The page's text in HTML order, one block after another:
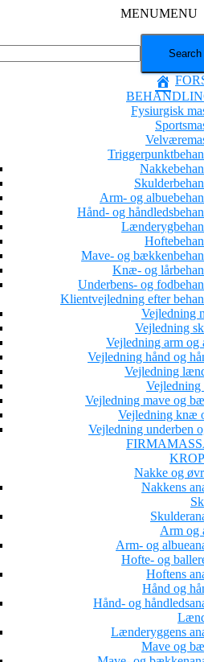
MENUMENU
Fysiurgisk
Arm- og
Hånd- og
Mave- og
Knæ- og
Underbens- og
Klientvejledning efter
Vejledning
Vejledning
Vejledning arm og
Vejledning hånd og
Vejledning
Vejledning
Vejledning mave og
Vejledning knæ
Vejledning underben
Nakke og
Nakkens
Arm og
Arm- og
Hofte- og
Hoftens
Hånd og
Hånd- og
Lænderyggens
Mave og